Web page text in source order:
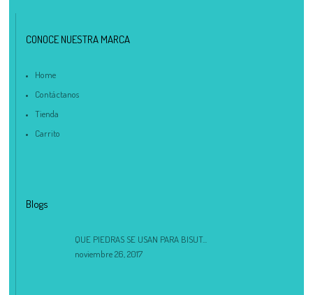
CONOCE NUESTRA MARCA
Home
Contáctanos
Tienda
Carrito
Blogs
QUE PIEDRAS SE USAN PARA BISUT...
noviembre 26, 2017